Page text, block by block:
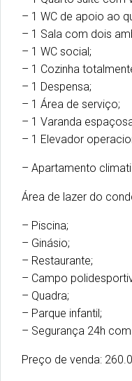
– 1 WC de apoio ao
– 1 Sala com dois
– 1 WC social;
– 1 Cozinha
– 1 Despensa;
– 1 Área de serviço;
– 1 Varanda
– 1 Elevador
– Apartamento
Área de lazer do
– Piscina;
– Ginásio;
– Restaurante;
– Campo
– Quadra;
– Parque infantil;
– Segurança 24h
Preço de venda: